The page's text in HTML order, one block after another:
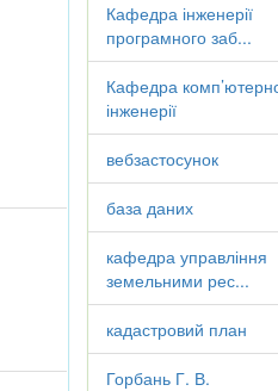
Кафедра інженерії
програмного заб...
Кафедра
інженерії
вебзастосунок
база даних
кафедра управління
земельними рес...
кадастровий план
Горбань Г. В.